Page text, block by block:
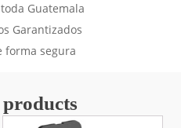
Guatemala
Garantizados
forma segura